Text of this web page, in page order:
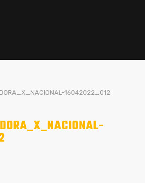
16042022_012